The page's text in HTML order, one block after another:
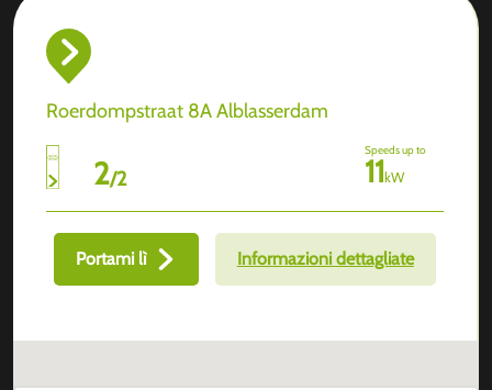
Roerdompstraat 8A Alblasserdam
2/2
Speeds up to
11kW
Portami lì Informazioni dettagliate